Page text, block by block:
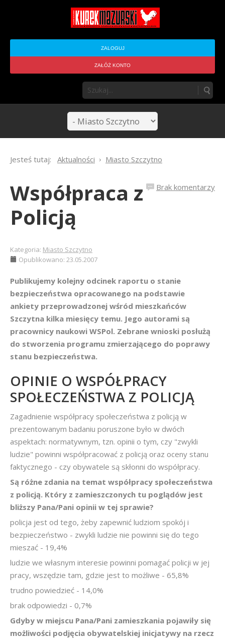
ZALOGUJ
ZAŁÓŻ KONTO
Jesteś tutaj: Aktualności Miasto Szczytno
Brak komentarzy
Współpraca z
Policją
Kategoria: Miasto Szczytno
Opublikowano: 23.05.2007
Publikujemy kolejny odcinek raportu o stanie
bezpieczeństwa opracowanego na podstawie
ankiety przeprowadzonej wśród mieszkańców
Szczytna kilka miesięcy temu. Jego autorami są
pracownicy naukowi WSPol. Zebrane wnioski posłużą
do stworzenia programu zmierzającego do poprawy
stanu bezpieczeństwa.
OPINIE O WSPÓŁPRACY
SPOŁECZEŃSTWA Z POLICJĄ
Zagadnienie współpracy społeczeństwa z policją w
prezentowanym badaniu poruszone było w dwóch
aspektach: normatywnym, tzn. opinii o tym, czy "zwykli
ludzie" powinni współpracować z policją oraz oceny stanu
faktycznego - czy obywatele są skłonni do współpracy.
Są różne zdania na temat współpracy społeczeństwa
z policją. Który z zamieszczonych tu poglądów jest
bliższy Pana/Pani opinii w tej sprawie?
policja jest od tego, żeby zapewnić ludziom spokój i
bezpieczeństwo - zwykli ludzie nie powinni się do tego
mieszać - 19,4%
ludzie we własnym interesie powinni pomagać policji w jej
pracy, wszędzie tam, gdzie jest to możliwe - 65,8%
trudno powiedzieć - 14,0%
brak odpowiedzi - 0,7%
Gdyby w miejscu Pana/Pani zamieszkania pojawiły się
możliwości podjęcia obywatelskiej inicjatywy na rzecz